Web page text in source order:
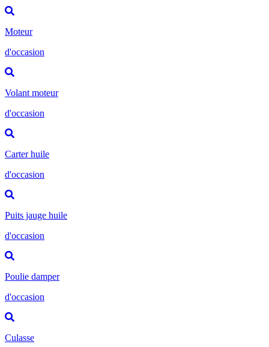
Moteur
d'occasion
Volant moteur
d'occasion
Carter huile
d'occasion
Puits jauge huile
d'occasion
Poulie damper
d'occasion
Culasse